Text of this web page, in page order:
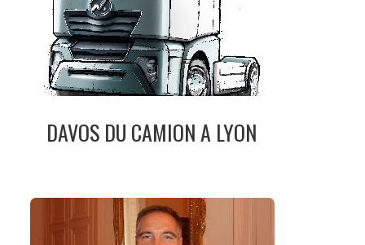
DAVOS DU CAMION A LYON